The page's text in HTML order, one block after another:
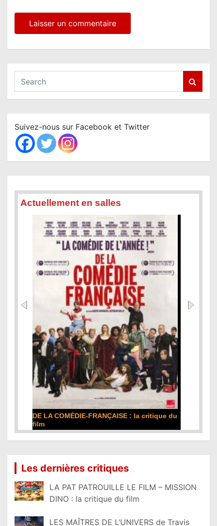
a
c
h
Suivez-nous sur Facebook et Twitter
Actuellement en salles
DE LA COMÉDIE-FRANÇAISE : la critique du
film
Les dernières critiques
LA PAT PATROUILLE LE FILM – MISSION
DINO : la critique du film
LES MAÎTRES DE L’UNIVERS de Travis